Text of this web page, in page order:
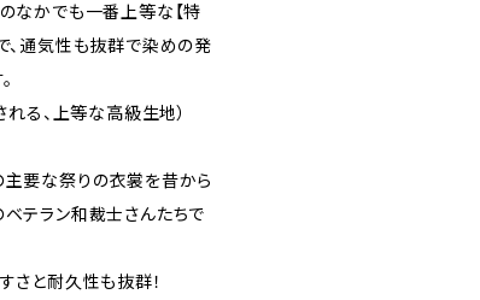
なかでも一番上等な【特
、通気性も抜群で染めの発
れる、上等な高級生地）
要な祭りの衣裳を昔から
テラン和裁士さんたちで
さと耐久性も抜群！